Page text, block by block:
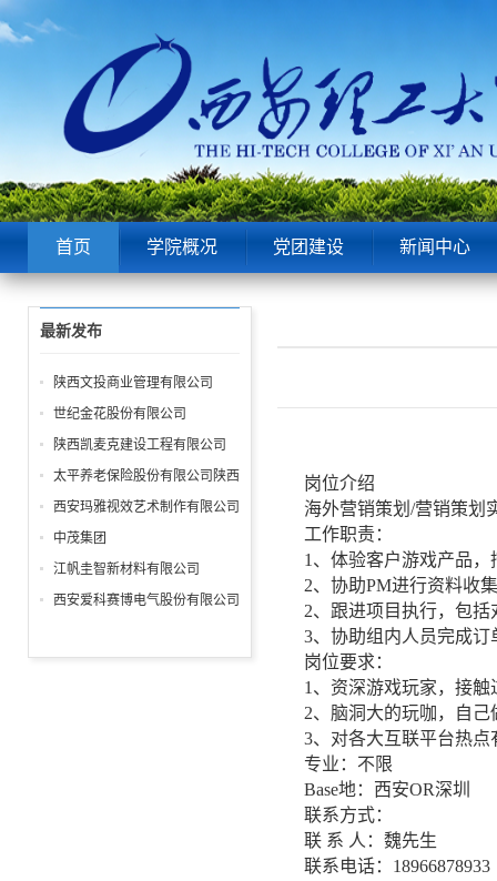
首页 学院概况 党团建设 新闻中心
岗位介绍
海外营销策划/营销策划
工作职责：
1、体验客户游戏产品，
2、协助PM进行资料收
2、跟进项目执行，包
3、协助组内人员完成
岗位要求：
1、资深游戏玩家，接
2、脑洞大的玩咖，自
3、对各大互联平台热
专业：不限
Base地：西安OR深圳
联系方式：
联 系 人：魏先生
联系电话：18966878933
最新发布
陕西文投商业管理有限公司
世纪金花股份有限公司
陕西凯麦克建设工程有限公司
太平养老保险股份有限公司陕西
分公司
西安玛雅视效艺术制作有限公司
中茂集团
江帆圭智新材料有限公司
西安爱科赛博电气股份有限公司